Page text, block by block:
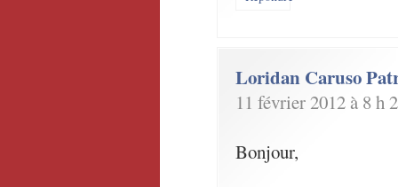
Loridan Caruso
11 février 2012 à 8 h
Bonjour,